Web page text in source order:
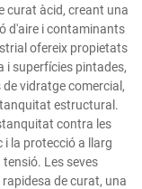
curat àcid, creant una
d'aire i contaminants
ofereix propietats
i superfícies pintades,
vidratge comercial,
estructural.
contra les
i la protecció a llarg
Les seves
de curat, una